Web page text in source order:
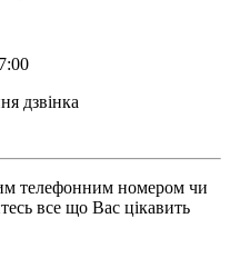
дзвінка
телефонним номером чи
все що Вас цікавить